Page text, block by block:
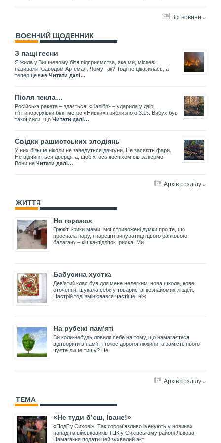
Всі новини »
ВОЄННИЙ ЩОДЕННИК
З пащі геєни
Я жила у Вишневому біля підприємства, яке ми, місцеві,
називали «заводом Артема». Чому так? Тоді не цікавилась, а
тепер це вже Читати далі…
Після пекла…
Російська ракета – здається, «Калібр» – ударила у двір
пʼятиповерхівки біля метро «Нивки» приблизно о 3.15. Вибух був
такої сили, що Читати далі…
Свідки рашистських злодіянь
У них більше ніколи не заведуться двигуни. Не засяють фари.
Не відчиняться дверцята, щоб хтось поспіхом сів за кермо.
Вони не Читати далі…
Архів розділу »
ЖИТТЯ
На гаражах
Грюкіт, крики мами, мої стривожені думки про те, що
проспала пару, і нарешті винуватиця цього ранкового
балагану – кішка-підліток Іриска. Ми
Бабусина хустка
Дев’ятий клас був для мене нелегким: нова школа, нове
оточення, шукала себе у товаристві незнайомих людей.
Настрій тоді змінювався частіше, ніж
На рубежі пам’яті
Ви коли-небудь ловили себе на тому, що намагаєтеся
відтворити в пам’яті голос дорогої людини, а замість нього
чуєте лише тишу? Не
Архів розділу »
ТЕМА
«Не туди б’єш, Іване!»
«Події у Сихові». Так сором’язливо іменують у новинах
напад на військовиків ТЦК у Сихівському районі Львова.
Намагання подати цей зухвалий акт